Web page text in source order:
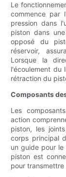
Le
commence par
pression dans
piston dans
opposé du
réservoir,
Lorsque la
l'écoulement du
rétraction du
Composants
Les
action
piston, les
corps principal
un guide pour
piston est
pour